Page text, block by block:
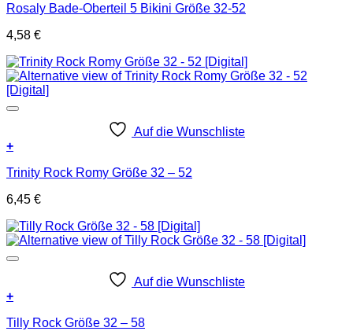
Rosaly Bade-Oberteil 5 Bikini Größe 32-52
4,58 €
Auf die Wunschliste
+
Trinity Rock Romy Größe 32 – 52
6,45 €
Auf die Wunschliste
+
Tilly Rock Größe 32 – 58